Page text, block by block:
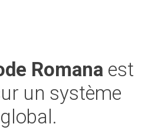
Romana est
un système
global.